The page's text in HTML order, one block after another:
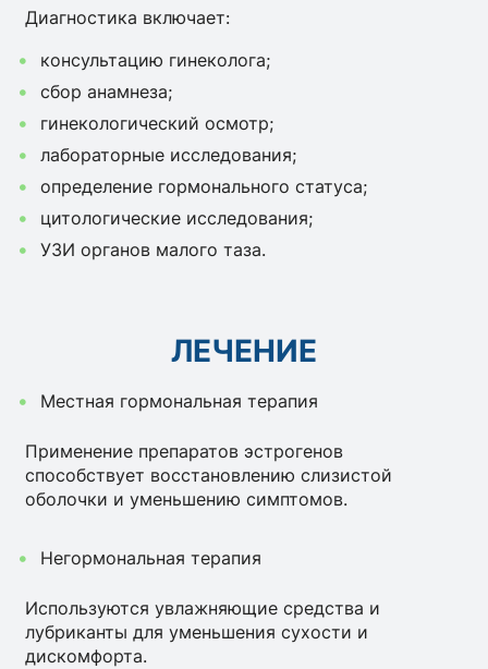
Диагностика включает:
консультацию гинеколога;
сбор анамнеза;
гинекологический осмотр;
лабораторные исследования;
определение гормонального статуса;
цитологические исследования;
УЗИ органов малого таза.
ЛЕЧЕНИЕ
Местная гормональная терапия
Применение препаратов эстрогенов
способствует восстановлению слизистой
оболочки и уменьшению симптомов.
Негормональная терапия
Используются увлажняющие средства и
лубриканты для уменьшения сухости и
дискомфорта.